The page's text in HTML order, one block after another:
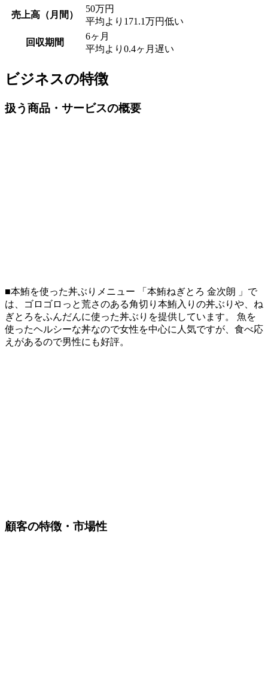
売上高（月間）
50万円
平均より 171.1万円低い
回収期間
6ヶ月
平均より 0.4ヶ月遅い
ビジネスの特徴
扱う商品・サービスの概要
■本鮪を使った丼ぶりメニュー 「本鮪ねぎとろ 金次朗 」で
は、ゴロゴロっと荒さのある角切り本鮪入りの丼ぶりや、ね
ぎとろをふんだんに使った丼ぶりを提供しています。 魚を
使ったヘルシーな丼なので女性を中心に人気ですが、食べ応
えがあるので男性にも好評。
顧客の特徴・市場性